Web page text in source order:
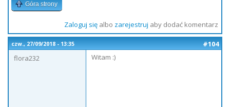
Góra strony
Zaloguj sięalbo zarejestruj aby dodać komentarz
czw., 27/09/2018 - 13:35
#104
flora232
Witam :)